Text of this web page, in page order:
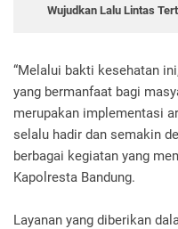
Wujudkan Lalu Lintas
“Melalui bakti kesehatan
yang bermanfaat bagi
merupakan implementasi
selalu hadir dan semakin
berbagai kegiatan yang
Kapolresta Bandung.
Layanan yang diberikan